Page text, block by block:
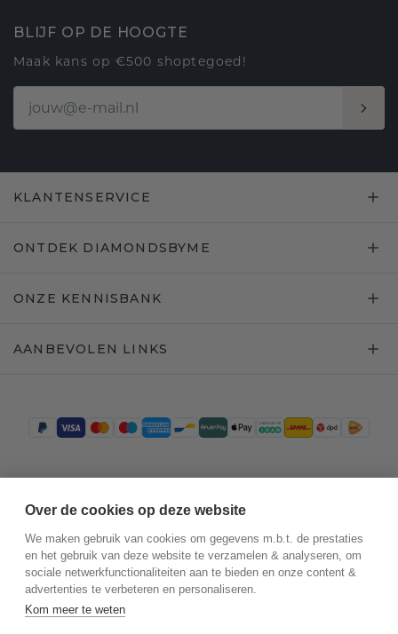
BLIJF OP DE HOOGTE
Maak kans op €500 shoptegoed!
KLANTENSERVICE
ONTDEK DIAMONDSBYME
ONZE KENNISBANK
AANBEVOLEN LINKS
Over de cookies op deze website
We maken gebruik van cookies om gegevens m.b.t. de prestaties
en het gebruik van deze website te verzamelen & analyseren, om
sociale netwerkfunctionaliteiten aan te bieden en onze content &
advertenties te verbeteren en personaliseren.
Kom meer te weten